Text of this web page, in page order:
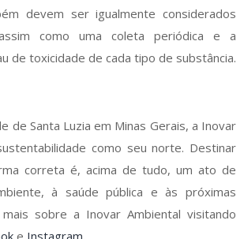
devem ser igualmente considerados
como uma coleta periódica e a
de toxicidade de cada tipo de substância.
de Santa Luzia em Minas Gerais, a Inovar
como seu norte. Destinar
correta é, acima de tudo, um ato de
à saúde pública e às próximas
mais sobre a Inovar Ambiental visitando
e Instagram.